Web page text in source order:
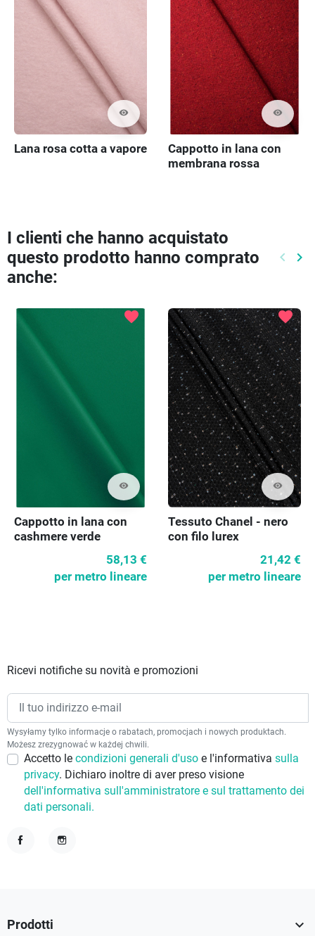
visibility
Lana rosa cotta a vapore
visibility
Cappotto in lana con
membrana rossa
I clienti che hanno acquistato
questo prodotto hanno comprato
anche:
keyboard_arrow_left keyboard_arrow_right
visibility
favorite
Cappotto in lana con
cashmere verde
58,13 €
per metro lineare
visibility
favorite
Tessuto Chanel - nero
con filo lurex
21,42 €
per metro lineare
Ricevi notifiche su novità e promozioni
Wysyłamy tylko informacje o rabatach, promocjach i nowych produktach.
Możesz zrezygnować w każdej chwili.
Accetto le condizioni generali d'uso e l'informativa sulla
privacy. Dichiaro inoltre di aver preso visione
dell'informativa sull'amministratore e sul trattamento dei
dati personali.
Prodotti 